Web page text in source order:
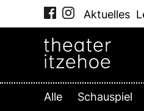
Aktuelles
Alle Schauspiel